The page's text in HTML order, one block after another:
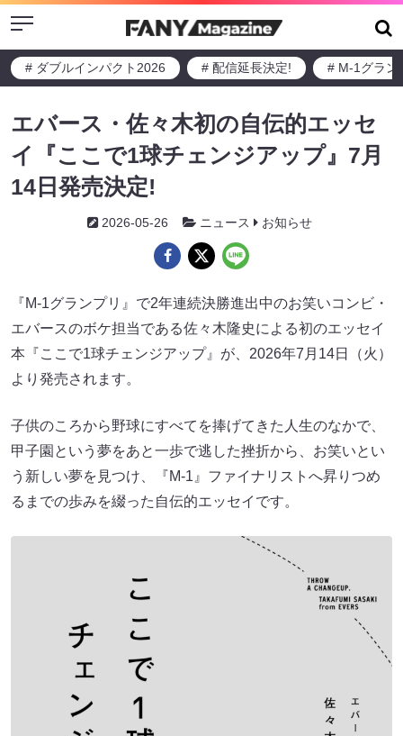
Menu
# ダブルインパクト2026 # 配信延長決定! # M-1グラン
エバース・佐々木初の自伝的エッセ
イ『ここで1球チェンジアップ』7月
14日発売決定!
2026-05-26 ニュース お知らせ
『M-1グランプリ』で2年連続決勝進出中のお笑いコンビ・
エバースのボケ担当である佐々木隆史による初のエッセイ
本『ここで1球チェンジアップ』が、2026年7月14日（火）
より発売されます。
子供のころから野球にすべてを捧げてきた人生のなかで、
甲子園という夢をあと一歩で逃した挫折から、お笑いとい
う新しい夢を見つけ、『M-1』ファイナリストへ昇りつめ
るまでの歩みを綴った自伝的エッセイです。